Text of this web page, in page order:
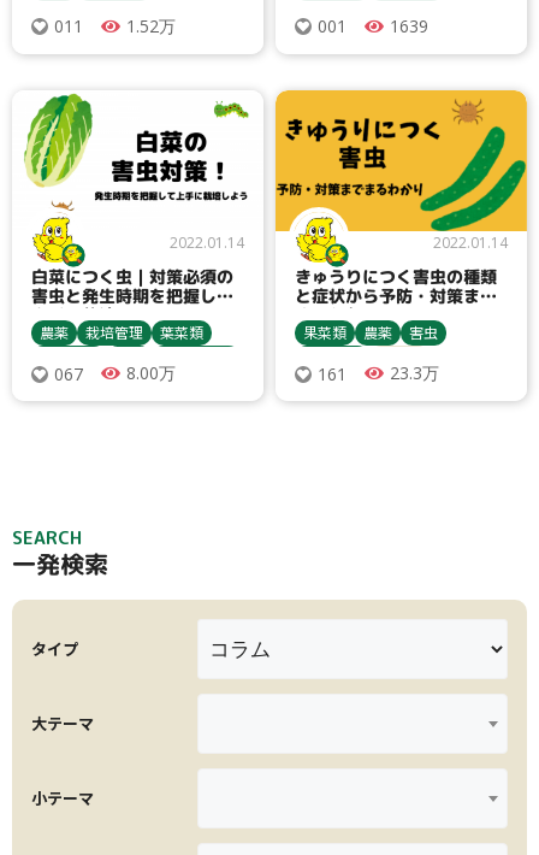
種まき・育苗
収穫・貯蔵
栽培方法
うどんこ病
追肥
ハムシ類 ズッキーニ
011 1.52万
収穫・貯蔵
トマト・ミニトマト
キュウリ
ピーマン・唐辛子
ブロッコリー
001 1639
2022.01.14
白菜につく虫｜対策必須の
害虫と発生時期を把握して
上手に栽培！
農薬 栽培管理
葉菜類
殺虫剤
栽培方法
アブラムシ類
ヨトウムシ類
067 8.00万
2022.01.14
きゅうりにつく害虫の種類
と症状から予防・対策まで
まるわかり
果菜類 農薬
害虫
コナジラミ類
キュウリ
アザミウマ類
アブラムシ類
161 23.3万
SEARCH
一発検索
タイプ
大テーマ
小テーマ